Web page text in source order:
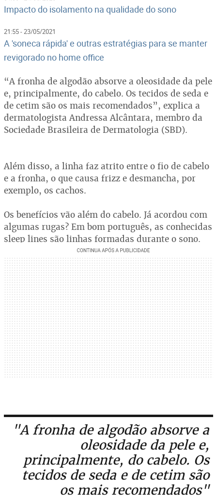
Impacto do isolamento na qualidade do sono
21:55 - 23/05/2021
A 'soneca rápida' e outras estratégias para se manter
revigorado no home office
“A fronha de algodão absorve a oleosidade da pele
e, principalmente, do cabelo. Os tecidos de seda e
de cetim são os mais recomendados”, explica a
dermatologista Andressa Alcântara, membro da
Sociedade Brasileira de Dermatologia (SBD).
Além disso, a linha faz atrito entre o fio de cabelo
e a fronha, o que causa frizz e desmancha, por
exemplo, os cachos.
Os benefícios vão além do cabelo. Já acordou com
algumas rugas? Em bom português, as conhecidas
sleep lines são linhas formadas durante o sono.
"A fronha de algodão absorve a
oleosidade da pele e,
principalmente, do cabelo. Os
tecidos de seda e de cetim são
os mais recomendados"